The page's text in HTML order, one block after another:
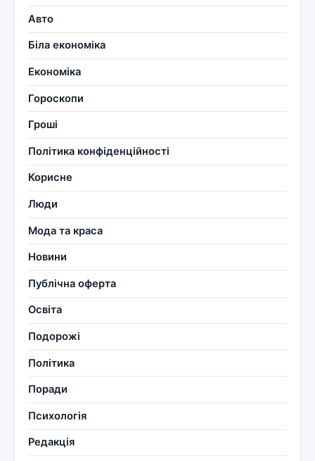
Авто
Біла економіка
Економіка
Гороскопи
Гроші
Політика конфіденційності
Корисне
Люди
Мода та краса
Новини
Публічна оферта
Освіта
Подорожі
Політика
Поради
Психологія
Редакція